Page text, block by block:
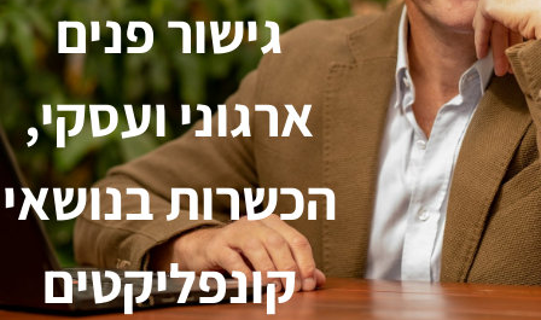
גישור פנים
ארגוני ועסקי,
הכשרות בנושאי
קונפליקטים